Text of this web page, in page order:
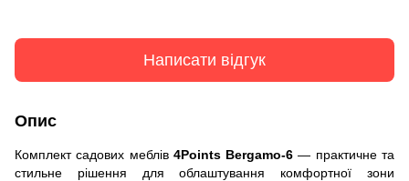
Написати відгук
Опис
Комплект садових меблів 4Points Bergamo-6 — практичне та
стильне рішення для облаштування комфортної зони